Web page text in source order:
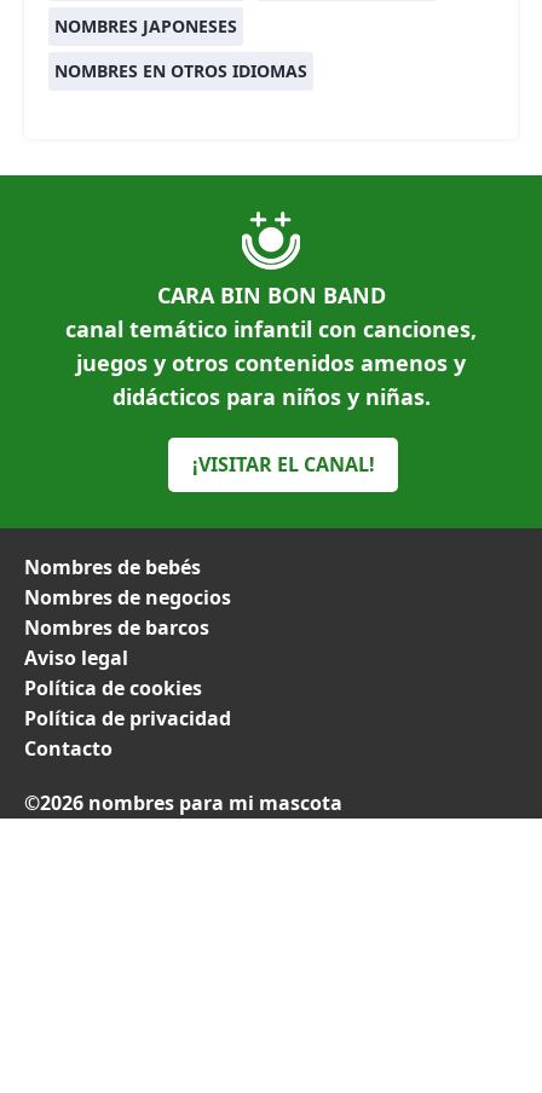
NOMBRES JAPONESES
NOMBRES EN OTROS IDIOMAS
CARA BIN BON BAND
canal temático infantil con canciones,
juegos y otros contenidos amenos y
didácticos para niños y niñas.
¡VISITAR EL CANAL!
Nombres de bebés
Nombres de negocios
Nombres de barcos
Aviso legal
Política de cookies
Política de privacidad
Contacto
©2026 nombres para mi mascota